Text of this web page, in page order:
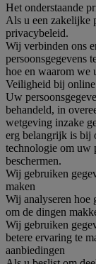
Het onderstaande
Als u een zakelijke
privacybeleid.
Wij verbinden ons
persoonsgegevens
hoe en waarom we
Veiligheid bij
Uw
behandeld, in
wetgeving inzake
erg belangrijk is bij
technologie om uw
beschermen.
Wij gebruiken
maken
Wij analyseren hoe
om de dingen
Wij gebruiken
betere ervaring te
aanbiedingen